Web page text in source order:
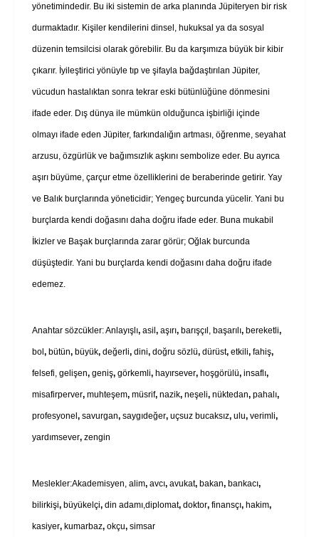
yönetimindedir. Bu iki sistemin de arka planında Jüpiteryen bir risk
durmaktadır. Kişiler kendilerini dinsel, hukuksal ya da sosyal
düzenin temsilcisi olarak görebilir. Bu da karşımıza büyük bir kibir
çıkarır. İyileştirici yönüyle tıp ve şifayla bağdaştırılan Jüpiter,
vücudun hastalıktan sonra tekrar eski bütünlüğüne dönmesini
ifade eder. Dış dünya ile mümkün olduğunca işbirliği içinde
olmayı ifade eden Jüpiter, farkındalığın artması, öğrenme, seyahat
arzusu, özgürlük ve bağımsızlık aşkını sembolize eder. Bu ayrıca
aşırı büyüme, çarçur etme özelliklerini de beraberinde getirir. Yay
ve Balık burçlarında yöneticidir; Yengeç burcunda yücelir. Yani bu
burçlarda kendi doğasını daha doğru ifade eder. Buna mukabil
İkizler ve Başak burçlarında zarar görür; Oğlak burcunda
düşüştedir. Yani bu burçlarda kendi doğasını daha doğru ifade
edemez.
Anahtar sözcükler: Anlayışlı, asil, aşırı, barışçıl, başarılı, bereketli,
bol, bütün, büyük, değerli, dini, doğru sözlü, dürüst, etkili, fahiş,
felsefi, gelişen, geniş, görkemli, hayırsever, hoşgörülü, insaflı,
misafirperver, muhteşem, müsrif, nazik, neşeli, nüktedan, pahalı,
profesyonel, savurgan, saygıdeğer, uçsuz bucaksız, ulu, verimli,
yardımsever, zengin
Meslekler:Akademisyen, alim, avcı, avukat, bakan, bankacı,
bilirkişi, büyükelçi, din adamı,diplomat, doktor, finansçı, hakim,
kasiyer, kumarbaz, okçu, simsar